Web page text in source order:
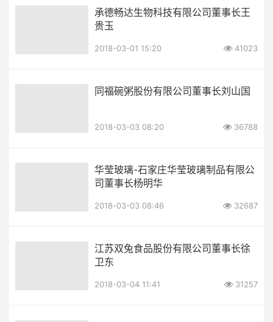
承德畅达生物科技有限公司董事长王
贵玉
2018-03-01 15:20 41023
同福碗粥股份有限公司董事长刘山国
2018-03-03 08:20 36788
华莹玻璃-石家庄华莹玻璃制品有限公
司董事长杨明华
2018-03-03 08:46 32687
江苏双兔食品股份有限公司董事长徐
卫东
2018-03-04 11:41 31257